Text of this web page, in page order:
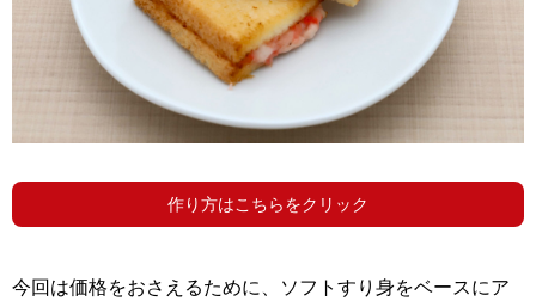
作り方はこちらをクリック
今回は価格をおさえるために、ソフトすり身をベースにア